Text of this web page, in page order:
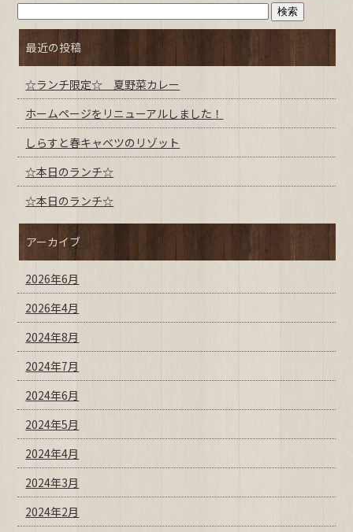
最近の投稿
☆ランチ限定☆ 夏野菜カレー
ホームページをリニューアルしました！
しらすと春キャベツのリゾット
☆本日のランチ☆
☆本日のランチ☆
アーカイブ
2026年6月
2026年4月
2024年8月
2024年7月
2024年6月
2024年5月
2024年4月
2024年3月
2024年2月